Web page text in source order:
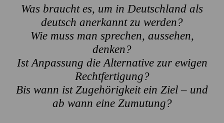
Was braucht es, um in Deutschland als
deutsch anerkannt zu werden?
Wie muss man sprechen, aussehen,
denken?
Ist Anpassung die Alternative zur ewigen
Rechtfertigung?
Bis wann ist Zugehörigkeit ein Ziel – und
ab wann eine Zumutung?